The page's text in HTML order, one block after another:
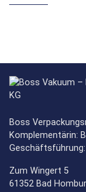
Boss
Komplementärin:
Zum Wingert 5
61352 Bad